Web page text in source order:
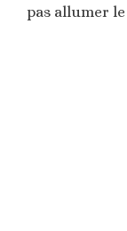
pas allumer